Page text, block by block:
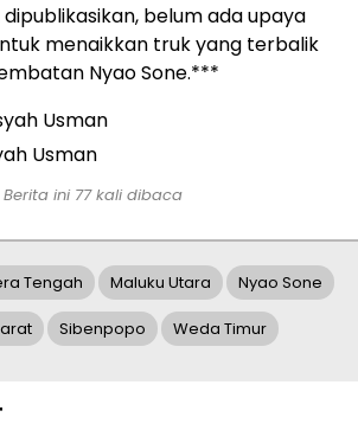
belum ada upaya
menaikkan truk yang terbalik
Nyao Sone.***
Usman
Usman
Berita ini 77kali dibaca
Tengah Maluku Utara Nyao Sone
Sibenpopo Weda Timur